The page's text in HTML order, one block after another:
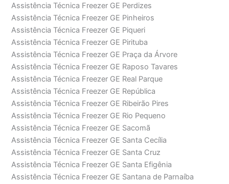
Assistência Técnica Freezer GE Perdizes
Assistência Técnica Freezer GE Pinheiros
Assistência Técnica Freezer GE Piqueri
Assistência Técnica Freezer GE Pirituba
Assistência Técnica Freezer GE Praça da Árvore
Assistência Técnica Freezer GE Raposo Tavares
Assistência Técnica Freezer GE Real Parque
Assistência Técnica Freezer GE República
Assistência Técnica Freezer GE Ribeirão Pires
Assistência Técnica Freezer GE Rio Pequeno
Assistência Técnica Freezer GE Sacomã
Assistência Técnica Freezer GE Santa Cecília
Assistência Técnica Freezer GE Santa Cruz
Assistência Técnica Freezer GE Santa Efigênia
Assistência Técnica Freezer GE Santana de Parnaíba